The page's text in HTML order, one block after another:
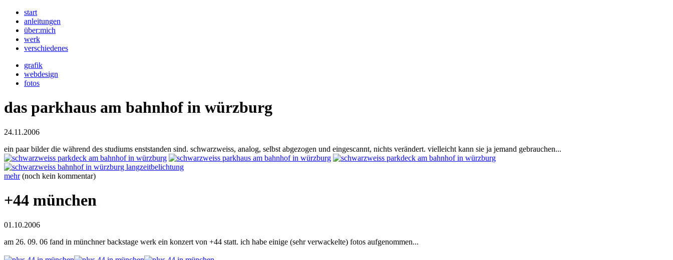
start
anleitungen
über:mich
werk
verschiedenes
grafik
webdesign
fotos
das parkhaus am bahnhof in würzburg
24.11.2006
ein paar bilder die während des studiums enststanden sind. schwarzweiss, analog, selbst abgezogen und eingescannt, nichts verändert. vielleicht kann sie ja jemand gebrauchen...
mehr(noch kein kommentar)
+44 münchen
01.10.2006
am 26. 09. 06 fand in münchner backstage werk ein konzert von +44 statt. ich habe einige (sehr verwackelte) fotos aufgenommen...